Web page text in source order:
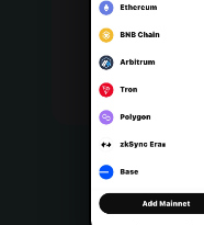
Português (Portugal)
Bahasa Indonesia
Português (Brasil)
Español (Argentina)